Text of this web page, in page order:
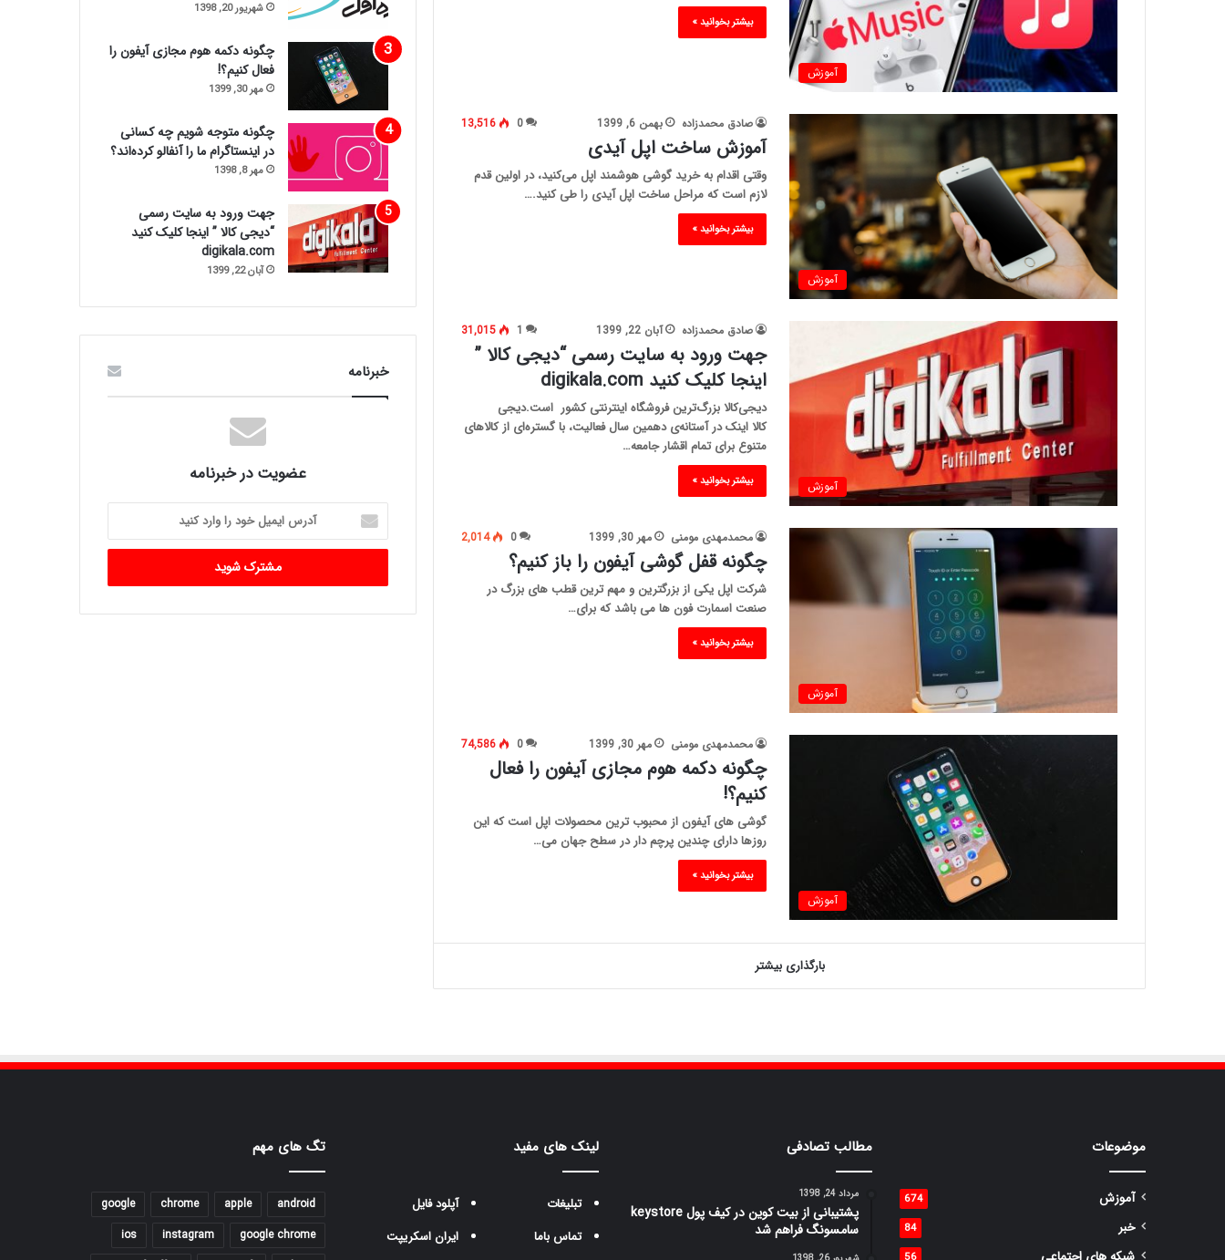
آموزش
بیشتر بخوانید »
آموزش
صادق محمدزاده بهمن 6, 1399 0
13,516
آموزش ساخت اپل آیدی
وقتی اقدام به خرید گوشی هوشمند اپل می‌کنید، در اولین قدم
لازم است که مراحل ساخت اپل آیدی را طی کنید.…
بیشتر بخوانید »
آموزش
صادق محمدزاده آبان 22, 1399 1
31,015
جهت ورود به سایت رسمی “دیجی کالا ”
اینجا کلیک کنید digikala.com
دیجی‌کالا بزرگ‌ترین فروشگاه اینترنتی کشور است.دیجی
کالا اینک در آستانه‌ی دهمین سال فعالیت، با گستره‌ای از کالاهای
متنوع برای تمام اقشار جامعه…
بیشتر بخوانید »
آموزش
محمدمهدی مومنی مهر 30, 1399 0
2,014
چگونه قفل گوشی آیفون را باز کنیم؟
شرکت اپل یکی از بزرگترین و مهم ترین قطب های بزرگ در
صنعت اسمارت فون ها می باشد که برای…
بیشتر بخوانید »
آموزش
محمدمهدی مومنی مهر 30, 1399 0
74,586
چگونه دکمه هوم مجازی آیفون را فعال
کنیم؟!
گوشی های آیفون از محبوب ترین محصولات اپل است که این
روزها دارای چندین پرچم دار در سطح جهان می…
بیشتر بخوانید »
بارگذاری بیشتر
شهریور 20, 1398
چگونه دکمه هوم مجازی آیفون را
فعال کنیم؟!
مهر 30, 1399
چگونه متوجه شویم چه کسانی
در اینستاگرام ما را آنفالو کرده‌اند؟
مهر 8, 1398
جهت ورود به سایت رسمی
“دیجی کالا ” اینجا کلیک کنید
digikala.com
آبان 22, 1399
خبرنامه
عضویت در خبرنامه
آدرس
ایمیل
خود
وارد
موضوعات
آموزش 674
خبر 84
مطالب تصادفی
مرداد 24, 1398
پشتیبانی از بیت کوین در کیف پول keystore
سامسونگ فراهم شد
لینک های مفید
تبلیغات
آپلود فایل
تماس باما
ایران اسکریپت
تگ های مهم
android
apple
chrome
google
google chrome
instagram
ios